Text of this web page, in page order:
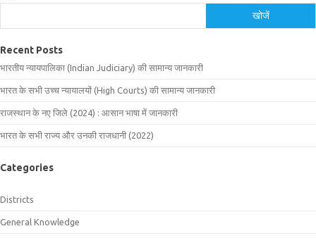
खोजें
Recent Posts
भारतीय न्यायपालिका (Indian Judiciary) की सामान्य जानकारी
भारत के सभी उच्च न्यायालयों (High Courts) की सामान्य जानकारी
राजस्थान के नए जिले (2024) : आसान भाषा में जानकारी
भारत के सभी राज्य और उनकी राजधानी (2022)
Categories
Districts
General Knowledge